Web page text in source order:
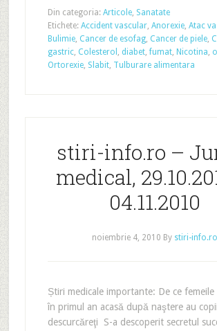
Din categoria: Articole, Sanatate
Etichete: Accident vascular, Anorexie, Atac
Bulimie, Cancer de esofag, Cancer de piele,
gastric, Colesterol , diabet,fumat, Nicotina,
Ortorexie, Slabit, Tulburare alimentara
stiri-info.ro –
medical,
04.11.2010
noiembrie 4, 2010 By stiri-info.ro
Știri medicale importante: De ce femeile
în primul an acasă după naştere au copii
descurcăreţi S-a descoperit secretul